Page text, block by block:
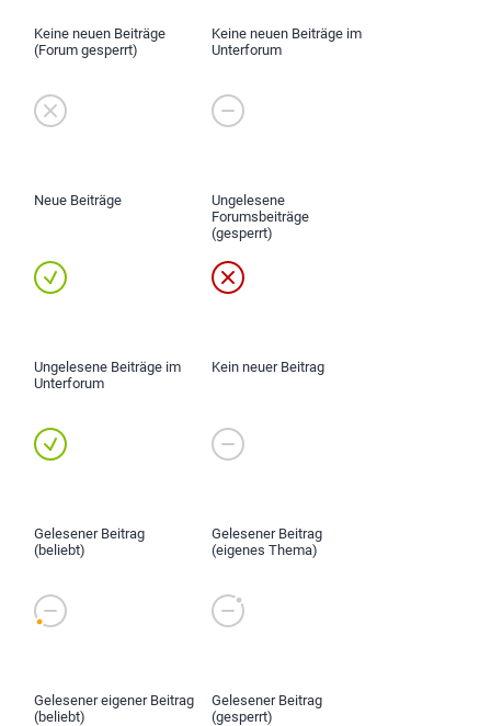
Keine neuen Beiträge
(Forum gesperrt)
Keine neuen Beiträge im
Unterforum
Neue Beiträge
Ungelesene
Forumsbeiträge
(gesperrt)
Ungelesene Beiträge im
Unterforum
Kein neuer Beitrag
Gelesener Beitrag
(beliebt)
Gelesener Beitrag
(eigenes Thema)
Gelesener eigener Beitrag
(beliebt)
Gelesener Beitrag
(gesperrt)